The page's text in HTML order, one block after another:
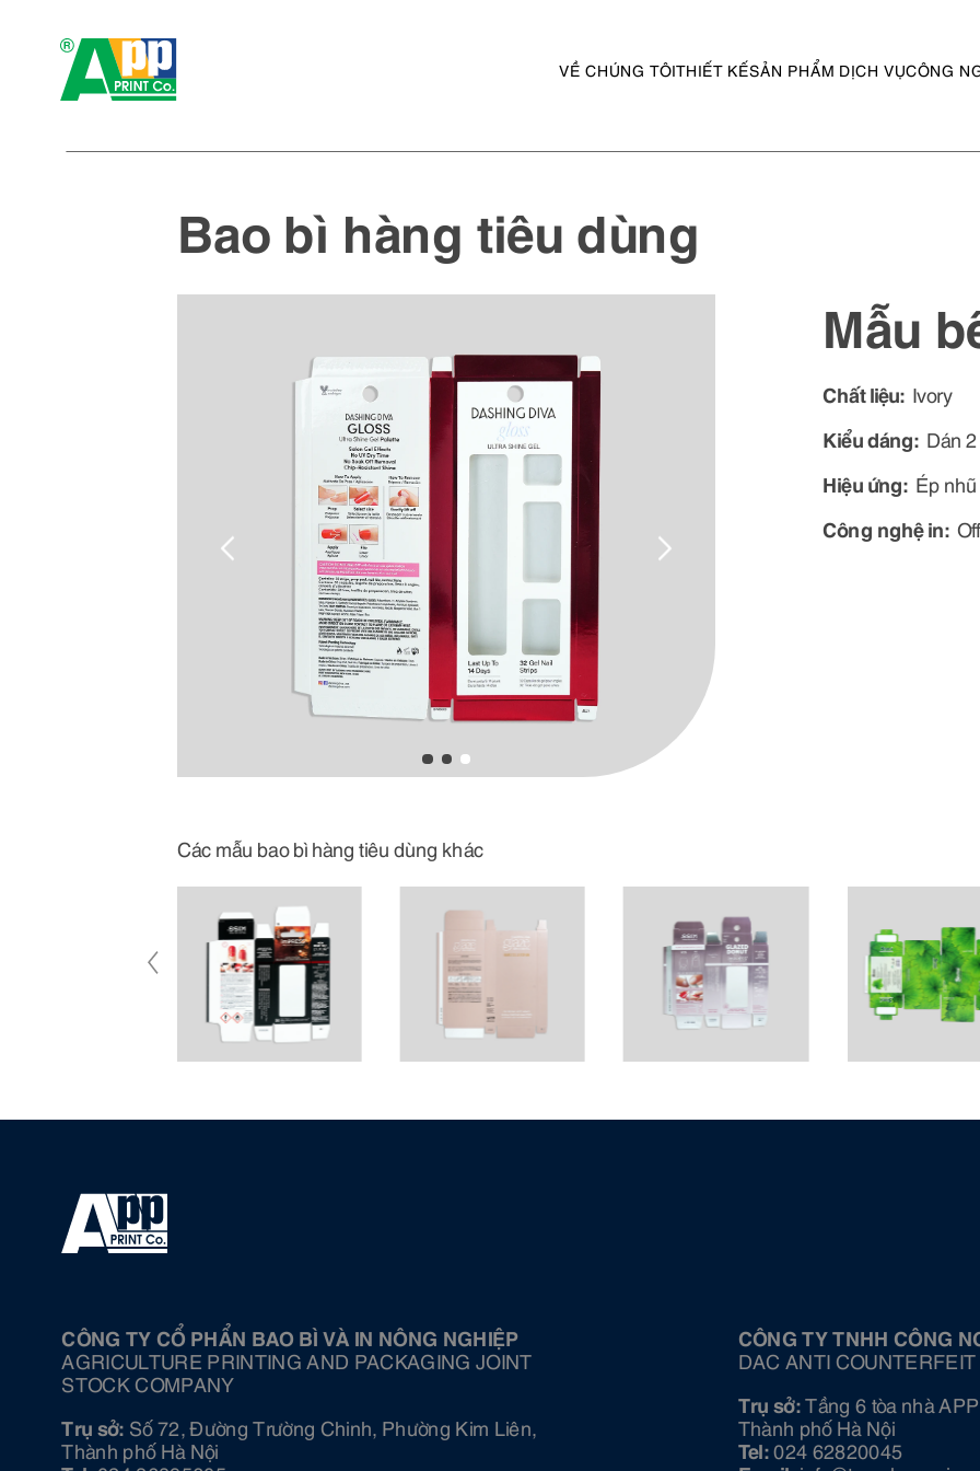
VỀ CHÚNG TÔITHIẾT KẾSẢN PHẨM DỊCH VỤCÔNG
Bao bì hàng tiêu dùng
Mẫu
Chất liệu: Ivory
Kiểu dáng: Dán
Hiệu ứng: Ép
Công nghệ in:
Các mẫu bao bì hàng tiêu dùng khác
CÔNG TY CỔ PHẨN BAO BÌ VÀ IN NÔNG NGHIỆP
AGRICULTURE PRINTING AND PACKAGING JOINT
STOCK COMPANY
Trụ sở: Số 72, Đường Trường Chinh, Phường Kim Liên,
Thành phố Hà Nội
CÔNG TY TNHH CÔNG
DAC ANTI
Trụ sở:Tầng 6 tòa nhà
Thành phố Hà Nội
Tel:024 62820045